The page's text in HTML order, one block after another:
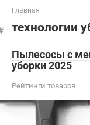
Главная
технологии
Пылесосы с
уборки 2025
Рейтинги товаров